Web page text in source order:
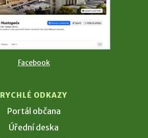
Facebook
RYCHLÉ ODKAZY
Portál občana
Úřední deska